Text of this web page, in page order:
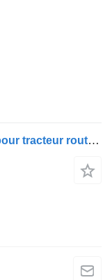
Chemise de cylindre DAF 1949832 pour tracteur routier DAF XF 105